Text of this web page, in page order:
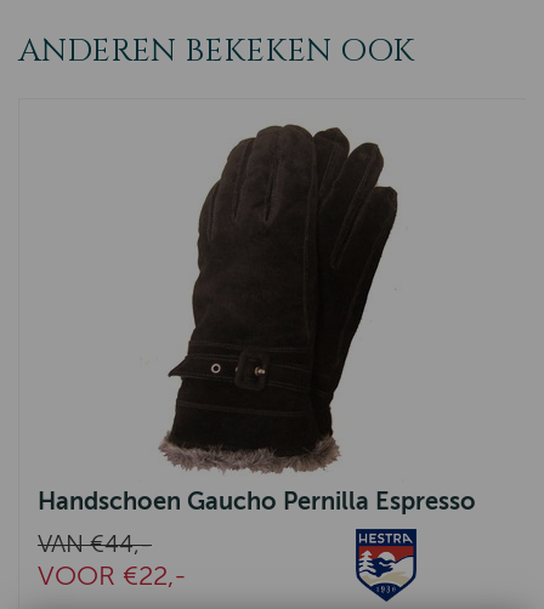
ANDEREN BEKEKEN OOK
Handschoen Gaucho Pernilla Espresso
VAN €44,-
VOOR €22,-